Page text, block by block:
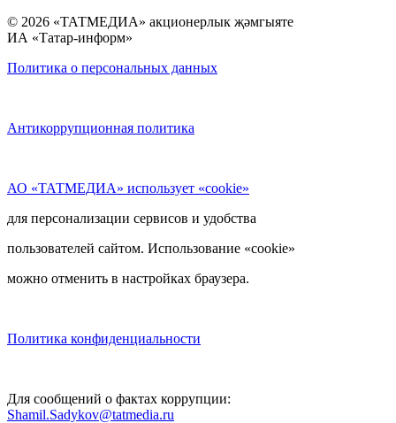
© 2026 «ТАТМЕДИА» акционерлык җәмгыяте
ИА «Татар-информ»
Политика о персональных данных
Антикоррупционная политика
АО «ТАТМЕДИА» использует «cookie»
для персонализации сервисов и удобства
пользователей сайтом. Использование «cookie»
можно отменить в настройках браузера.
Политика конфиденциальности
Для сообщений о фактах коррупции:
Shamil.Sadykov@tatmedia.ru